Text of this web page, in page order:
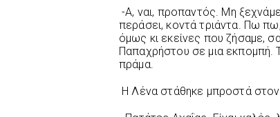
-Α, ναι, προπαντός. Μη
περάσει, κοντά τριάντα. Πω
όμως κι εκείνες που ζήσαμε,
Παπαχρήστου σε μια εκπομπή.
πράμα.
Η Λένα στάθηκε μπροστά